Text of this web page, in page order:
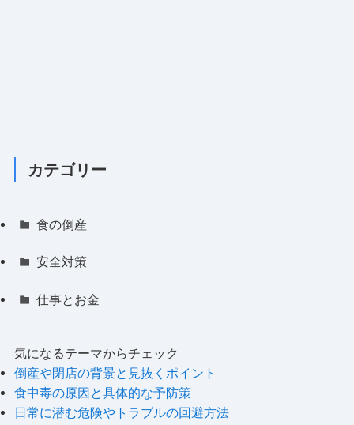
カテゴリー
食の倒産
安全対策
仕事とお金
気になるテーマからチェック
倒産や閉店の背景と見抜くポイント
食中毒の原因と具体的な予防策
日常に潜む危険やトラブルの回避方法